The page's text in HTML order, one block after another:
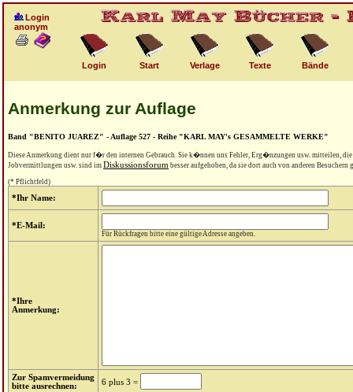
Login
anonym
Login Start Verlage Texte Bände
Anmerkung zur Auflage
Band "BENITO JUAREZ" - Auflage 527 - Reihe "KARL MAY's GESAMMELTE WERKE"
Diese Anmerkung dient nur f�r den internen Gebrauch. Sie k�nnen uns Fehler, Erg�nzungen usw. mitteilen,
Jobvermittlungen usw. sind im Diskussionsforum besser aufgehoben, da sie dort auch von anderen
(* Pflichtfeld)
*Ihr Name:
*E-Mail:
Für Rückfragen bitte eine gültige Adresse angeben.
*Ihre
Anmerkung:
Zur Spamvermeidung
bitte ausrechnen:
6 plus 3 =